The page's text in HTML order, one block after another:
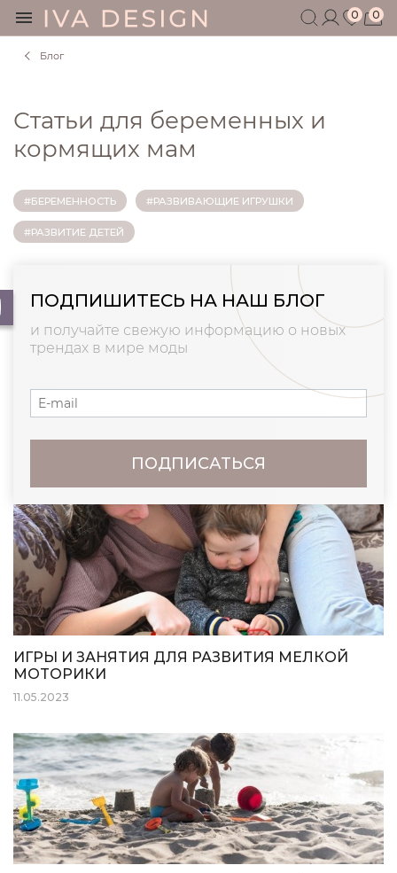
0 0
БЕЗ СЕКРЕТОВ
МУЖЧИНАМ
ДЕТЯМ
АКСЕССУАРЫ
СЕРТИФИКАТ
АКЦИИ
+7 495 401 6950
Блог
Статьи для беременных и
кормящих мам
ИГРЫ И ЗАНЯТИЯ ДЛЯ РАЗВИТИЯ МЕЛКОЙ
МОТОРИКИ
11.05.2023
#БЕРЕМЕННОСТЬ #РАЗВИВАЮЩИЕ ИГРУШКИ
#РАЗВИТИЕ ДЕТЕЙ
ПОДПИШИТЕСЬ НА НАШ БЛОГ
и получайте свежую информацию о новых
трендах в мире моды
ПОДПИСАТЬСЯ